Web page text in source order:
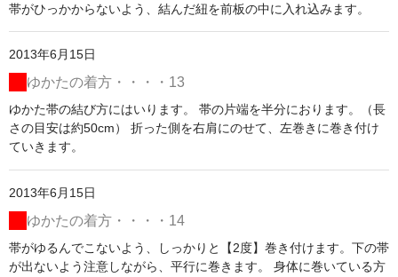
帯がひっかからないよう、結んだ紐を前板の中に入れ込みます。
2013年6月15日
ゆかたの着方・・・・13
ゆかた帯の結び方にはいります。 帯の片端を半分におります。（長
さの目安は約50cm） 折った側を右肩にのせて、左巻きに巻き付け
ていきます。
2013年6月15日
ゆかたの着方・・・・14
帯がゆるんでこないよう、しっかりと【2度】巻き付けます。下の帯
が出ないよう注意しながら、平行に巻きます。 身体に巻いている方